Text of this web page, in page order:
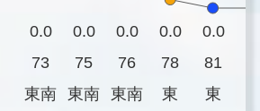
0.0 0.0 0.0 0.0 0.0
73
75 76 78 81
東南
東南 東南 東 東